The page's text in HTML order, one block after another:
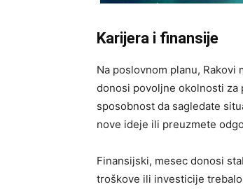
Karijera i finansije
Na poslovnom planu,
donosi povoljne okolnosti za
sposobnost da sagledate
nove ideje ili preuzmete
Finansijski, mesec donosi
troškove ili investicije